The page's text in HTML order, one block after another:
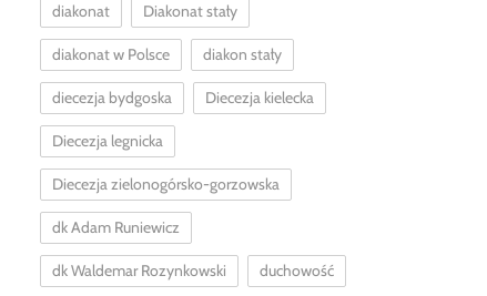
diakonat Diakonat stały
diakonat w Polsce diakon stały
diecezja bydgoska Diecezja kielecka
Diecezja legnicka
Diecezja zielonogórsko-gorzowska
dk Adam Runiewicz
dk Waldemar Rozynkowski duchowość